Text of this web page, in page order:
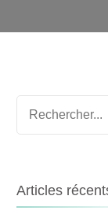
Recherche
pour
Articles